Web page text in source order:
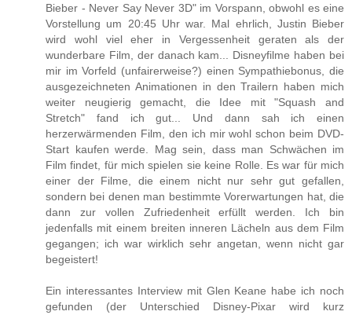
Bieber - Never Say Never 3D" im Vorspann, obwohl es eine
Vorstellung um 20:45 Uhr war. Mal ehrlich, Justin Bieber
wird wohl viel eher in Vergessenheit geraten als der
wunderbare Film, der danach kam... Disneyfilme haben bei
mir im Vorfeld (unfairerweise?) einen Sympathiebonus, die
ausgezeichneten Animationen in den Trailern haben mich
weiter neugierig gemacht, die Idee mit "Squash and
Stretch" fand ich gut... Und dann sah ich einen
herzerwärmenden Film, den ich mir wohl schon beim DVD-
Start kaufen werde. Mag sein, dass man Schwächen im
Film findet, für mich spielen sie keine Rolle. Es war für mich
einer der Filme, die einem nicht nur sehr gut gefallen,
sondern bei denen man bestimmte Vorerwartungen hat, die
dann zur vollen Zufriedenheit erfüllt werden. Ich bin
jedenfalls mit einem breiten inneren Lächeln aus dem Film
gegangen; ich war wirklich sehr angetan, wenn nicht gar
begeistert!
Ein interessantes Interview mit Glen Keane habe ich noch
gefunden (der Unterschied Disney-Pixar wird kurz